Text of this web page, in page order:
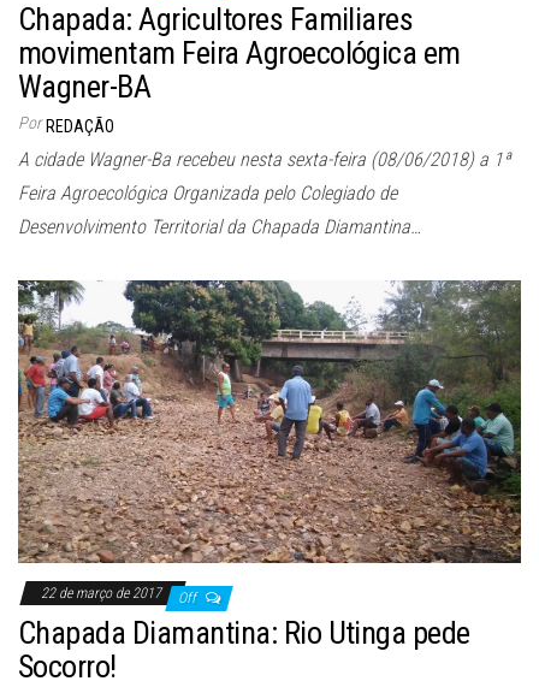
Chapada: Agricultores Familiares
movimentam Feira Agroecológica em
Wagner-BA
Por REDAÇÃO
A cidade Wagner-Ba recebeu nesta sexta-feira (08/06/2018) a 1ª
Feira Agroecológica Organizada pelo Colegiado de
Desenvolvimento Territorial da Chapada Diamantina…
22 de março de 2017 Off
Chapada Diamantina: Rio Utinga pede
Socorro!